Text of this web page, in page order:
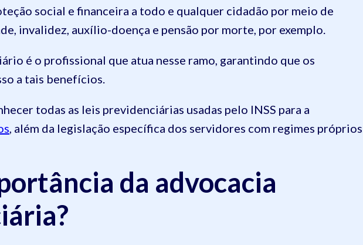
social e financeira a todo e qualquer cidadão por meio de
invalidez, auxílio-doença e pensão por morte, por exemplo.
é o profissional que atua nesse ramo, garantindo que os
a tais benefícios.
todas as leis previdenciárias usadas pelo INSS para a
, além da legislação específica dos servidores com regimes
da advocacia